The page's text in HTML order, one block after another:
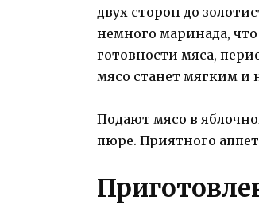
двух сторон до
немного маринада,
готовности мяса,
мясо станет мягким и
Подают мясо в
пюре. Приятного